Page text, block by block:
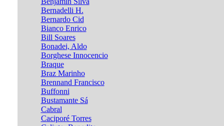
Bernadelli H.
Bernardo Cid
Bianco Enrico
Bill Soares
Bonadei, Aldo
Borghese Innocencio
Braque
Braz Marinho
Brennand Francisco
Buffonni
Bustamante Sá
Cabral
Caciporé Torres